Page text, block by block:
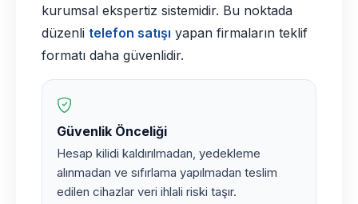
kurumsal ekspertiz sistemidir. Bu noktada
düzenli telefon satışı yapan firmaların teklif
formatı daha güvenlidir.
Güvenlik Önceliği
Hesap kilidi kaldırılmadan, yedekleme
alınmadan ve sıfırlama yapılmadan teslim
edilen cihazlar veri ihlali riski taşır.